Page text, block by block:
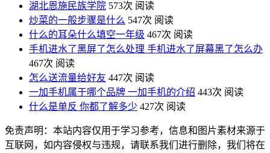
湖北恩施民族学院 573次 阅读
炒菜的一般步骤是什么 547次 阅读
什么的耳朵什么填空一年级 467次 阅读
手机进水了黑屏了怎么处理 手机进水了屏幕黑了怎么办
467次 阅读
怎么送流量给好友 447次 阅读
一加手机属于哪个品牌 一加手机的介绍 443次 阅读
什么是单反 你都了解多少 427次 阅读
免责声明：本站内容仅用于学习参考，信息和图片素材来源于
互联网，如内容侵权与违规，请联系我们进行删除，我们将在